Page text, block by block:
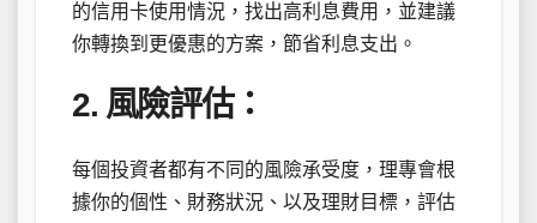
的信用卡使用情況，找出高利息費用，並建議
你轉換到更優惠的方案，節省利息支出。
2. 風險評估：
每個投資者都有不同的風險承受度，理專會根
據你的個性、財務狀況、以及理財目標，評估